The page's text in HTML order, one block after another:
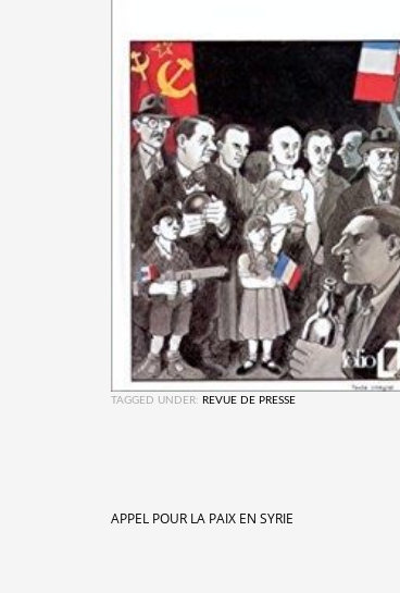
TAGGED UNDER: REVUE DE PRESSE
APPEL POUR LA PAIX EN SYRIE